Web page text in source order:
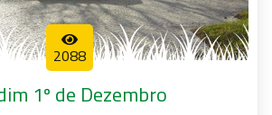
2088
1º de Dezembro